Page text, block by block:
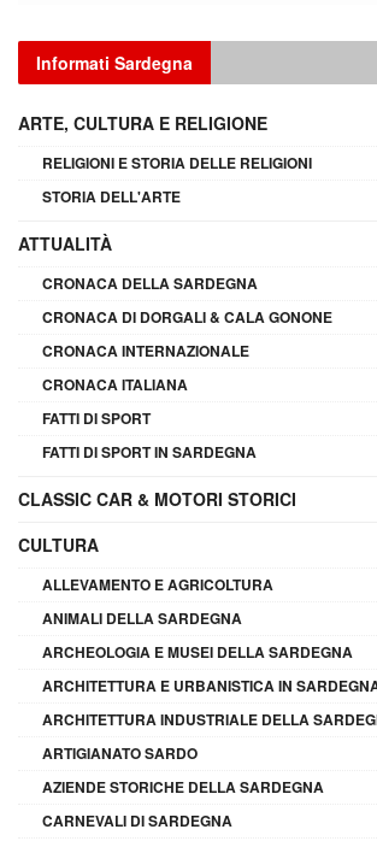
Informati Sardegna
ARTE, CULTURA E RELIGIONE
RELIGIONI E STORIA DELLE RELIGIONI
STORIA DELL'ARTE
ATTUALITÀ
CRONACA DELLA SARDEGNA
CRONACA DI DORGALI & CALA GONONE
CRONACA INTERNAZIONALE
CRONACA ITALIANA
FATTI DI SPORT
FATTI DI SPORT IN SARDEGNA
CLASSIC CAR & MOTORI STORICI
CULTURA
ALLEVAMENTO E AGRICOLTURA
ANIMALI DELLA SARDEGNA
ARCHEOLOGIA E MUSEI DELLA SARDEGNA
ARCHITETTURA E URBANISTICA IN
ARCHITETTURA INDUSTRIALE DELLA
ARTIGIANATO SARDO
AZIENDE STORICHE DELLA SARDEGNA
CARNEVALI DI SARDEGNA